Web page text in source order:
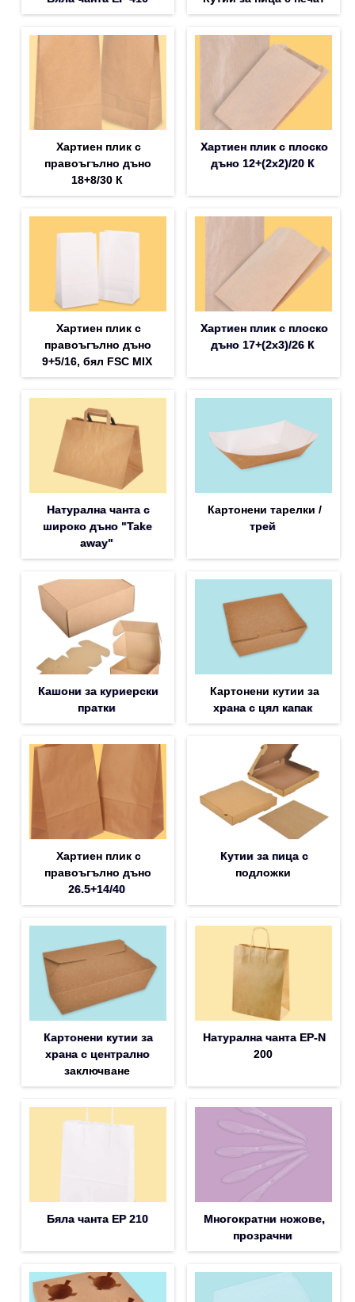
Хартиен плик с
правоъгълно дъно
18+8/30 К
Хартиен плик с плоско
дъно 12+(2х2)/20 К
Хартиен плик с
правоъгълно дъно
9+5/16, бял FSC MIX
Хартиен плик с плоско
дъно 17+(2х3)/26 К
Натурална чанта с
широко дъно "Take
away"
Картонени тарелки /
трей
Кашони за куриерски
пратки
Картонени кутии за
храна с цял капак
Хартиен плик с
правоъгълно дъно
26.5+14/40
Кутии за пица с
подложки
Картонени кутии за
храна с централно
заключване
Натурална чанта EP-N
200
Бяла чанта EP 210
Многократни ножове,
прозрачни